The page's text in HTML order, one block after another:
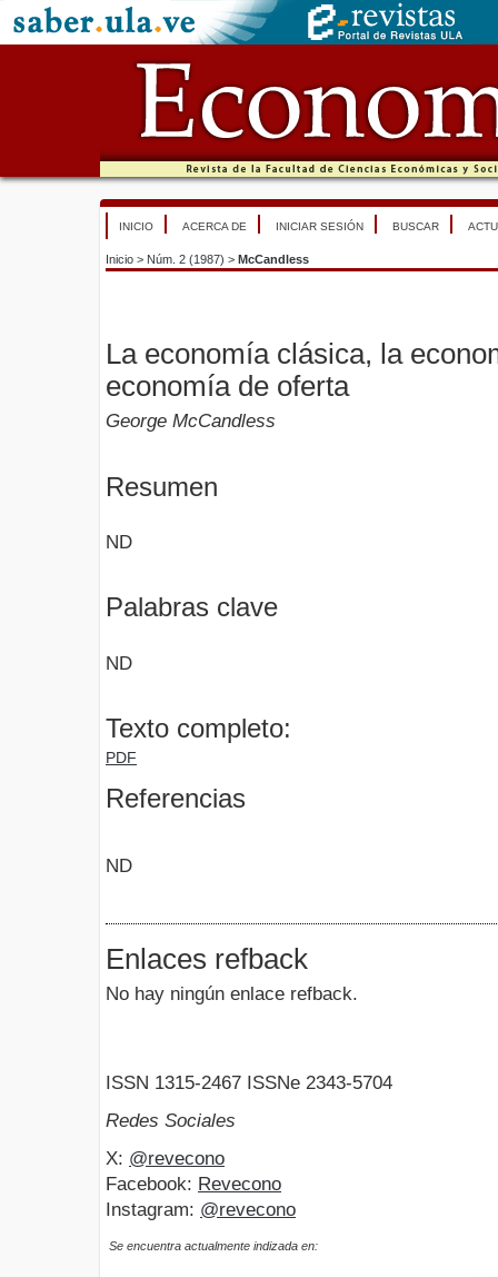
INICIO ACERCA DE INICIAR SESIÓN BUSCAR
Inicio > Núm. 2 (1987) > McCandless
La economía clásica, la
economía de oferta
George McCandless
Resumen
ND
Palabras clave
ND
Texto completo:
PDF
Referencias
ND
Enlaces refback
No hay ningún enlace refback.
ISSN 1315-2467 ISSNe 2343-5704
Redes Sociales
X: @revecono
Facebook: Revecono
Instagram: @revecono
Se encuentra actualmente indizada en: